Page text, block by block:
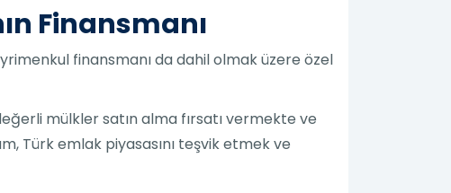
Finansmanı
finansmanı da dahil olmak üzere özel
mülkler satın alma fırsatı vermekte ve
Türk emlak piyasasını teşvik etmek ve